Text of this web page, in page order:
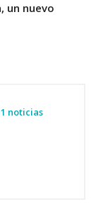
un nuevo
noticias